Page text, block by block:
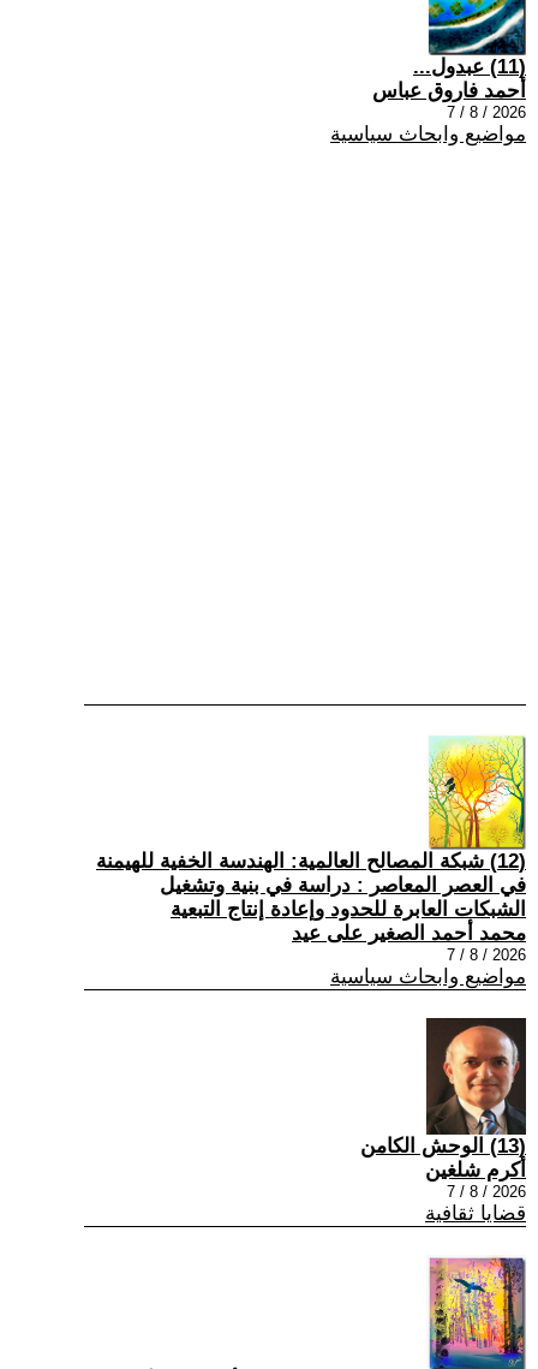
(11) عبدول...
أحمد فاروق عباس
2026 / 8 / 7
مواضيع وابحاث سياسية
(12) شبكة المصالح العالمية: الهندسة الخفية للهيمنة
في العصر المعاصر : دراسة في بنية وتشغيل
الشبكات العابرة للحدود وإعادة إنتاج التبعية
محمد أحمد الصغير على عيد
2026 / 8 / 7
مواضيع وابحاث سياسية
(13) الوحش الكامن
أكرم شلغين
2026 / 8 / 7
قضايا ثقافية